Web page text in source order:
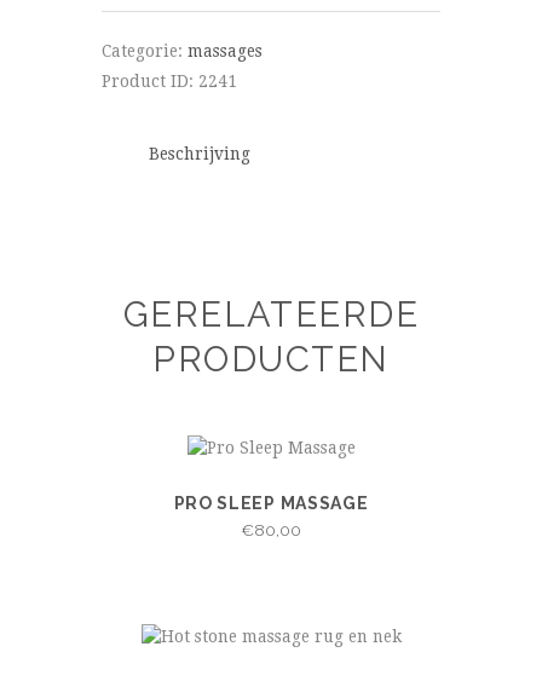
Categorie: massages
Product ID: 2241
Beschrijving
GERELATEERDE
PRODUCTEN
VIEW IN WINKELWAGEN
PRO SLEEP MASSAGE
€80,00